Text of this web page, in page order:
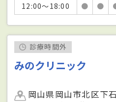
12:00～18:00
● ●
診療時間外
みのクリニック
岡山県岡山市北区下